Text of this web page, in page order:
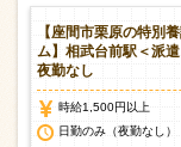
【座間市栗原の特別
ム】相武台前駅＜派
夜勤なし
時給1,500円以上
日勤のみ（夜勤なし）